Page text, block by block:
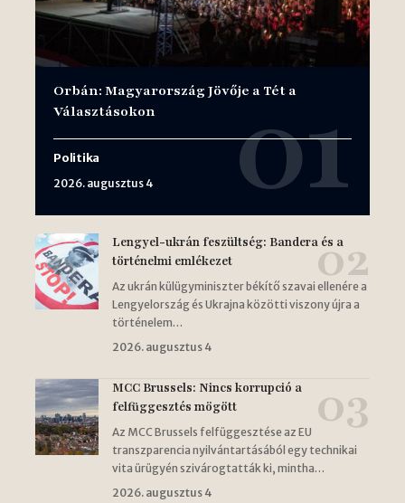
Orbán: Magyarország Jövője a Tét a
Választásokon
Politika
2026. augusztus 4
Lengyel-ukrán feszültség: Bandera és a
történelmi emlékezet
Az ukrán külügyminiszter békítő szavai ellenére a
Lengyelország és Ukrajna közötti viszony újra a
történelem…
2026. augusztus 4
MCC Brussels: Nincs korrupció a
felfüggesztés mögött
Az MCC Brussels felfüggesztése az EU
transzparencia nyilvántartásából egy technikai
vita ürügyén szivárogtatták ki, mintha…
2026. augusztus 4